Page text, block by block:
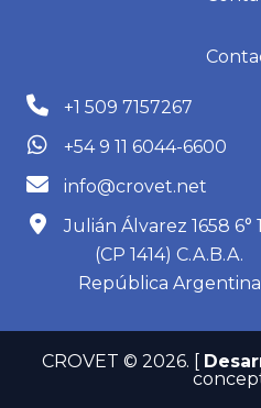
+1 509 7157267
+54 9 11 6044-6600
info@crovet.net
Julián Álvarez 1658 6°
(CP 1414) C.A.B.A.
República Argentina
CROVET © 2026. [